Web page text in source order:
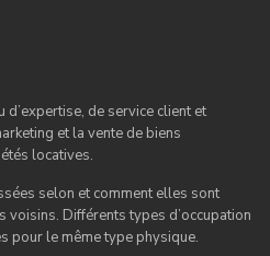
d’expertise, de service client et
et la vente de biens
locatives.
selon et comment elles sont
voisins. Différents types d’occupation
pour le même type physique.